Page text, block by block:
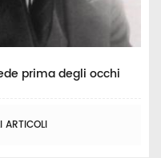
prima degli occhi
ARTICOLI